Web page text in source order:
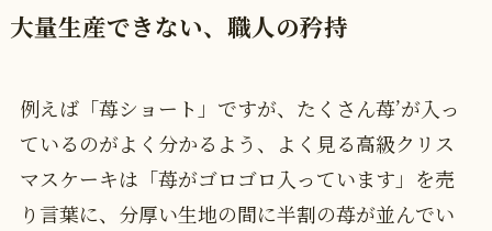
大量生産できない、職人の矜持
例えば「苺ショート」ですが、たくさん苺’が入っ
ているのがよく分かるよう、よく見る高級クリス
マスケーキは「苺がゴロゴロ入っています」を売
り言葉に、分厚い生地の間に半割の苺が並んでい